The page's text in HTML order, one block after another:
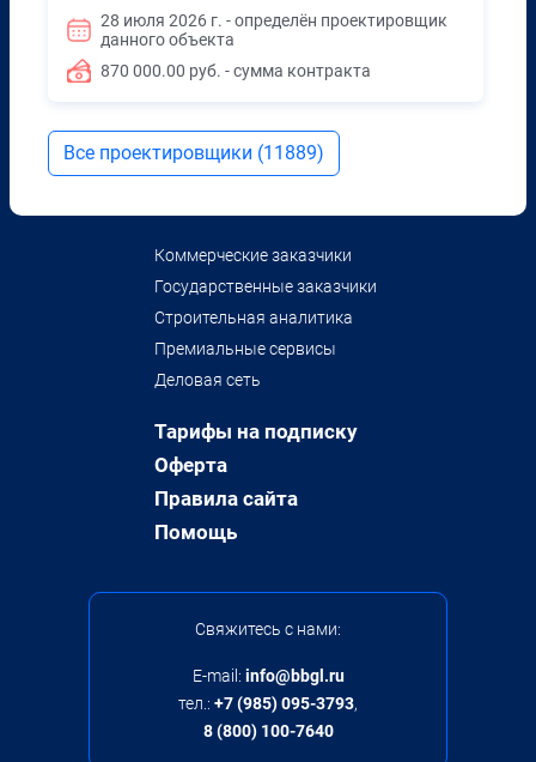
28 июля 2026 г. - определён проектировщик
данного объекта
870 000.00 руб. - сумма контракта
Все проектировщики (11889)
Коммерческие заказчики
Государственные заказчики
Строительная аналитика
Премиальные сервисы
Деловая сеть
Тарифы на подписку
Оферта
Правила сайта
Помощь
Свяжитесь с нами:
E-mail: info@bbgl.ru
тел.: +7 (985) 095-3793,
8 (800) 100-7640